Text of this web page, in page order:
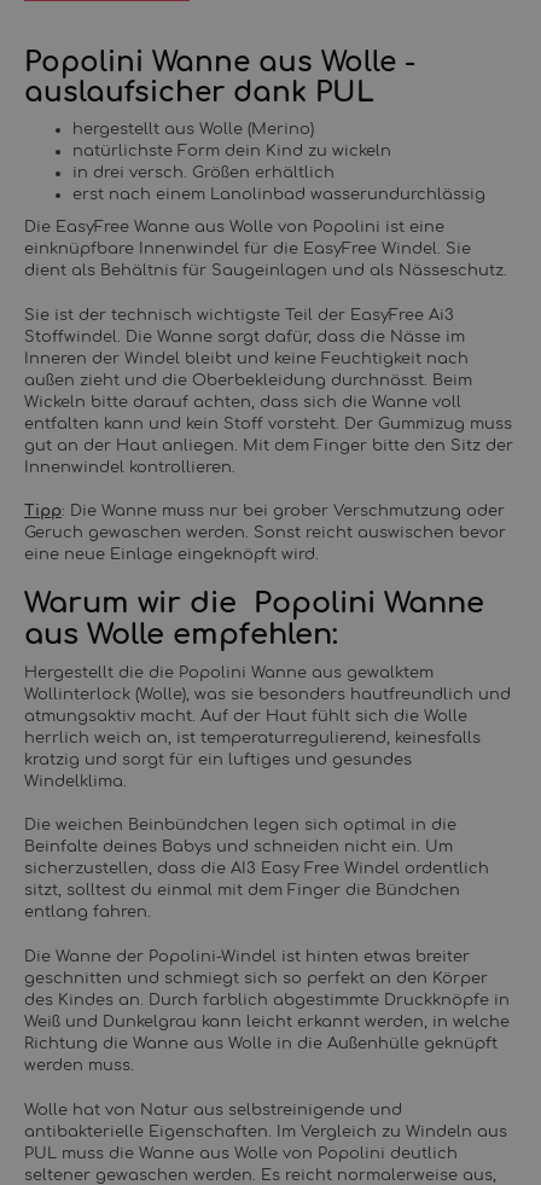
Popolini Wanne aus Wolle -
auslaufsicher dank PUL
hergestellt aus Wolle (Merino)
natürlichste Form dein Kind zu wickeln
in drei versch. Größen erhältlich
erst nach einem Lanolinbad wasserundurchlässig
Die EasyFree Wanne aus Wolle von Popolini ist eine
einknüpfbare Innenwindel für die EasyFree Windel. Sie
dient als Behältnis für Saugeinlagen und als Nässeschutz.
Sie ist der technisch wichtigste Teil der EasyFree Ai3
Stoffwindel. Die Wanne sorgt dafür, dass die Nässe im
Inneren der Windel bleibt und keine Feuchtigkeit nach
außen zieht und die Oberbekleidung durchnässt. Beim
Wickeln bitte darauf achten, dass sich die Wanne voll
entfalten kann und kein Stoff vorsteht. Der Gummizug muss
gut an der Haut anliegen. Mit dem Finger bitte den Sitz der
Innenwindel kontrollieren.
Tipp: Die Wanne muss nur bei grober Verschmutzung oder
Geruch gewaschen werden. Sonst reicht auswischen bevor
eine neue Einlage eingeknöpft wird.
Warum wir die Popolini Wanne
aus Wolle empfehlen:
Hergestellt die die Popolini Wanne aus gewalktem
Wollinterlock (Wolle), was sie besonders hautfreundlich und
atmungsaktiv macht. Auf der Haut fühlt sich die Wolle
herrlich weich an, ist temperaturregulierend, keinesfalls
kratzig und sorgt für ein luftiges und gesundes
Windelklima.
Die weichen Beinbündchen legen sich optimal in die
Beinfalte deines Babys und schneiden nicht ein. Um
sicherzustellen, dass die AI3 Easy Free Windel ordentlich
sitzt, solltest du einmal mit dem Finger die Bündchen
entlang fahren.
Die Wanne der Popolini-Windel ist hinten etwas breiter
geschnitten und schmiegt sich so perfekt an den Körper
des Kindes an. Durch farblich abgestimmte Druckknöpfe in
Weiß und Dunkelgrau kann leicht erkannt werden, in welche
Richtung die Wanne aus Wolle in die Außenhülle geknüpft
werden muss.
Wolle hat von Natur aus selbstreinigende und
antibakterielle Eigenschaften. Im Vergleich zu Windeln aus
PUL muss die Wanne aus Wolle von Popolini deutlich
seltener gewaschen werden. Es reicht normalerweise aus,